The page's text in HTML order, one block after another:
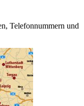
Telefonnummern und